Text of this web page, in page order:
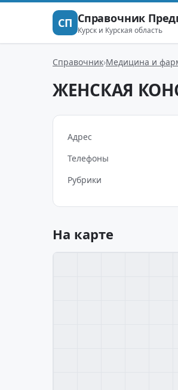
СП Справочник
Курск и Курская область
Справочник Медицина и
ЖЕНСКАЯ
Адрес
Телефоны
Рубрики
На карте